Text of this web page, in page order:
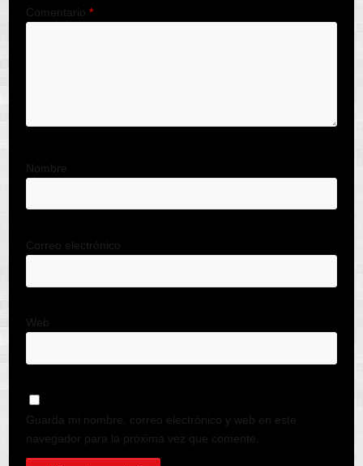
Comentario *
Nombre
Correo electrónico
Web
Guarda mi nombre, correo electrónico y web en este
navegador para la próxima vez que comente.